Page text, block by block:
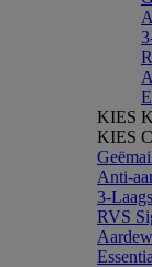
KIES
KIES
Anti-
3-
RVS